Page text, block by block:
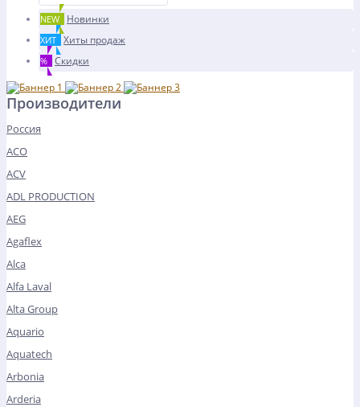
NEW Новинки
ХИТ Хиты продаж
% Скидки
Производители
Россия
ACO
ACV
ADL PRODUCTION
AEG
Agaflex
Alca
Alfa Laval
Alta Group
Aquario
Aquatech
Arbonia
Arderia